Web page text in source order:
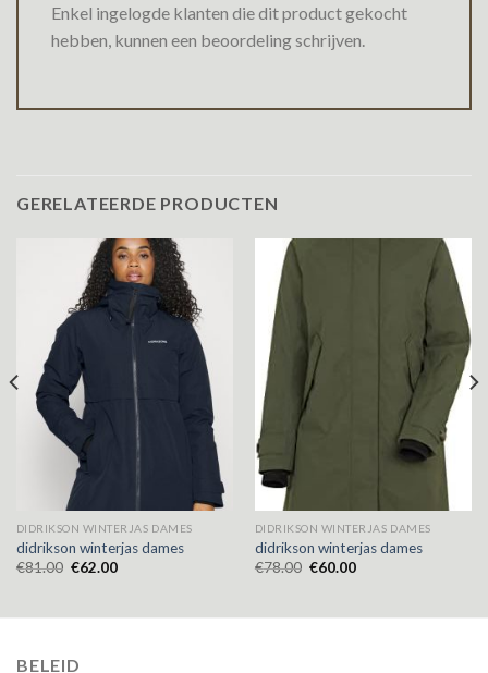
Enkel ingelogde klanten die dit product gekocht
hebben, kunnen een beoordeling schrijven.
GERELATEERDE PRODUCTEN
DIDRIKSON WINTERJAS DAMES
didrikson winterjas dames
€81.00 €62.00
DIDRIKSON WINTERJAS DAMES
didrikson winterjas dames
€78.00 €60.00
BELEID